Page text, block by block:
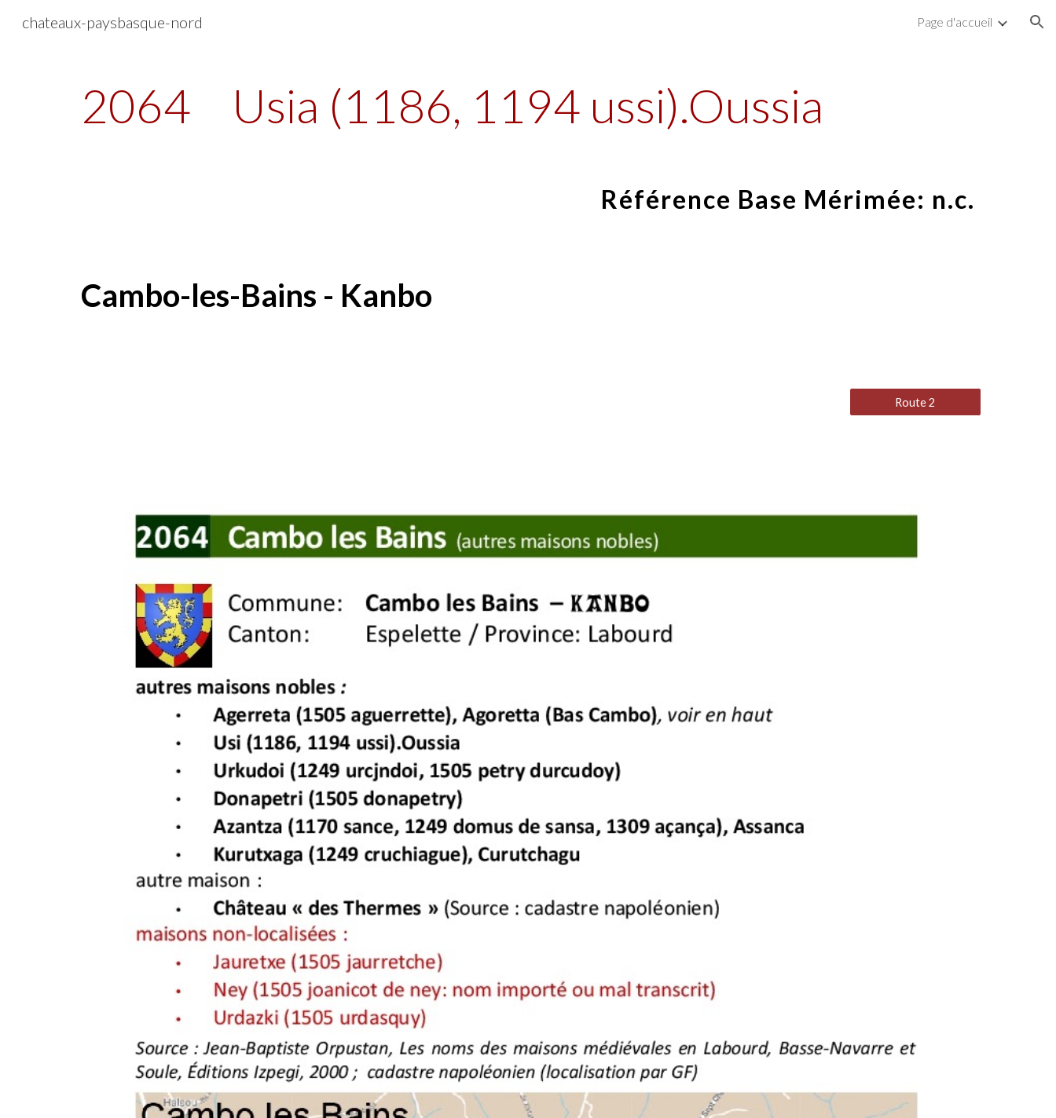
chateaux-paysbasque-nord Page d'accueil
2064 Usia (1186, 1194 ussi).Oussia
Référence Base Mérimée: n.c.
Cambo-les-Bains - Kanbo
Route 2